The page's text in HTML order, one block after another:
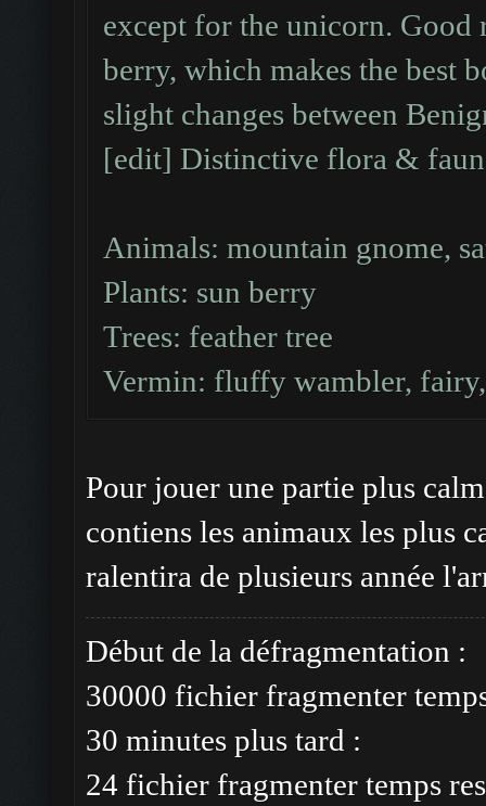
except for the unicorn. Good
berry, which makes the best
slight changes between
[edit] Distinctive flora &
Animals: mountain gnome,
Plants: sun berry
Trees: feather tree
Vermin: fluffy wambler,
Pour jouer une partie plus
contiens les animaux les plus
ralentira de plusieurs année
Début de la défragmentation :
30000 fichier fragmenter
30 minutes plus tard :
24 fichier fragmenter temps